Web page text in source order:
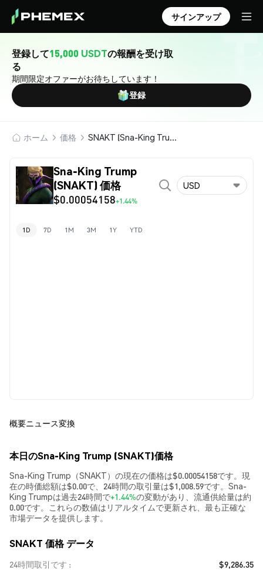
サインアップ
登録して15,000 USDTの報酬を受け取
る
期間限定オファーがお待ちしています！
登録
ホーム 価格 SNAKT (Sna-King Trump)
Sna-King Trump
(SNAKT) 価格
$0.00054158+1.44%
USD
1D 7D 1M 3M 1Y YTD
概要ニュース変換
本日のSna-King Trump (SNAKT)価格
Sna-King Trump（SNAKT）の現在の価格は$0.00054158です。現
在の時価総額は$0.00で、24時間の取引量は$1,008.59です。Sna-
King Trumpは過去24時間で+1.44%の変動があり、流通供給量は約
0.00です。これらの数値はリアルタイムで更新され、最も正確な
市場データを提供します。
SNAKT 価格 データ
24時間取引です
$9,286.35